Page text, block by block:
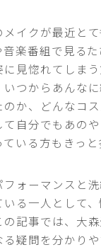
イクが最近と
音楽番組で見る
に見惚れてしま
いつからあんな
のか、どんなコ
て自分でもあの
いる方もきっと
ォーマンスと
いる一人として
記事では、大
る疑問を分かり